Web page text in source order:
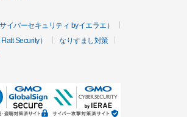
イバーセキュリティ byイエラエ）
Security）
なりすまし対策